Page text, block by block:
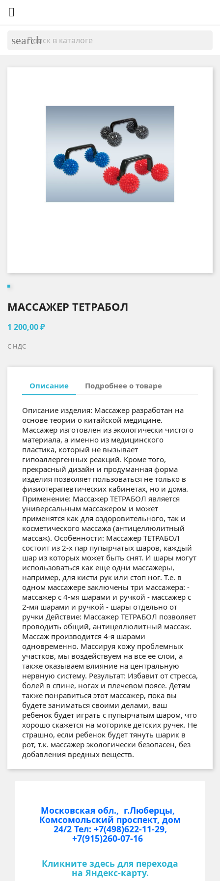

search
МАССАЖЕР ТЕТРАБОЛ
1 200,00 ₽
С НДС
Описание Подробнее о товаре
Описание изделия: Массажер разработан на
основе теории о китайской медицине.
Массажер изготовлен из экологически чистого
материала, а именно из медицинского
пластика, который не вызывает
гипоаллергенных реакций. Кроме того,
прекрасный дизайн и продуманная форма
изделия позволяет пользоваться не только в
физиотерапевтических кабинетах, но и дома.
Применение: Массажер ТЕТРАБОЛ является
универсальным массажером и может
применятся как для оздоровительного, так и
косметического массажа (антицеллюлитный
массаж). Особенности: Массажер ТЕТРАБОЛ
состоит из 2-х пар пупырчатых шаров, каждый
шар из которых может быть снят. И шары могут
использоваться как еще одни массажеры,
например, для кисти рук или стоп ног. Т.е. в
одном массажере заключены три массажера: -
массажер с 4-мя шарами и ручкой - массажер с
2-мя шарами и ручкой - шары отдельно от
ручки Действие: Массажер ТЕТРАБОЛ позволяет
проводить общий, антицеллюлитный массаж.
Массаж производится 4-я шарами
одновременно. Массируя кожу проблемных
участков, мы воздействуем на все ее слои, а
также оказываем влияние на центральную
нервную систему. Результат: Избавит от стресса,
болей в спине, ногах и плечевом поясе. Детям
также понравиться этот массажер, пока вы
будете заниматься своими делами, ваш
ребенок будет играть с пупырчатым шаром, что
хорошо скажется на моторике детских ручек. Не
страшно, если ребенок будет тянуть шарик в
рот, т.к. массажер экологически безопасен, без
добавления вредных веществ.
Московская обл., г.Люберцы,
Комсомольский проспект, дом
24/2 Тел: +7(498)622-11-29,
+7(915)260-07-16
Кликните здесь для перехода
на Яндекс-карту.